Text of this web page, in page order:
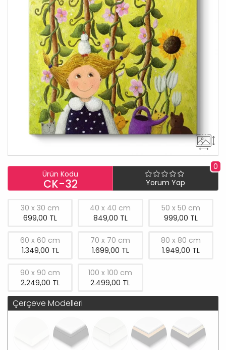
Ürün Kodu
CK-32
0
Yorum Yap
30 x 30 cm
699,00 TL
40 x 40 cm
849,00 TL
50 x 50 cm
999,00 TL
60 x 60 cm
1.349,00 TL
70 x 70 cm
1.699,00 TL
80 x 80 cm
1.949,00 TL
90 x 90 cm
2.249,00 TL
100 x 100 cm
2.499,00 TL
Çerçeve Modelleri